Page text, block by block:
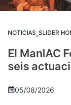
NOTICIAS,SLIDER
El ManIAC
seis
05/08/2026